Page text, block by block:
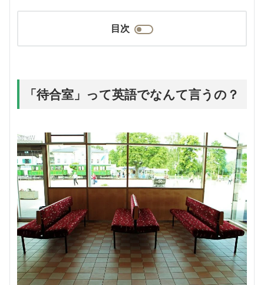
目次
「待合室」って英語でなんて言うの？